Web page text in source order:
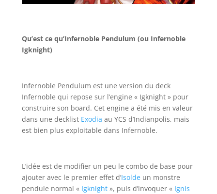
Qu’est ce qu’Infernoble Pendulum (ou Infernoble
Igknight)
Infernoble Pendulum est une version du deck
Infernoble qui repose sur l’engine « Igknight » pour
construire son board. Cet engine a été mis en valeur
dans une decklist Exodia au YCS d’Indianpolis, mais
est bien plus exploitable dans Infernoble.
L’idée est de modifier un peu le combo de base pour
ajouter avec le premier effet d’Isoldeun monstre
pendule normal « Igknight», puis d’invoquer « Ignis